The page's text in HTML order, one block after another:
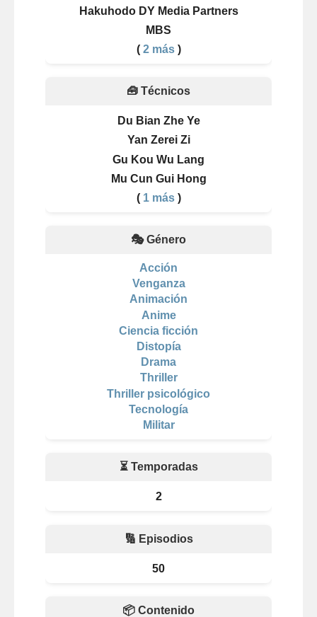
Hakuhodo DY Media Partners
MBS
( 2 más)
🧰 Técnicos
Du Bian Zhe Ye
Yan Zerei Zi
Gu Kou Wu Lang
Mu Cun Gui Hong
( 1 más)
🎭 Género
Acción
Venganza
Animación
Anime
Ciencia ficción
Distopía
Drama
Thriller
Thriller psicológico
Tecnología
Militar
⏳ Temporadas
2
🔢 Episodios
50
📦 Contenido